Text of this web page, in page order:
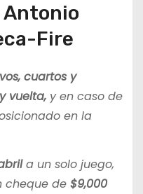
Antonio
Fire
cuartos y
vuelta,y en caso de
en la
a un solo juego,
cheque de $9,000